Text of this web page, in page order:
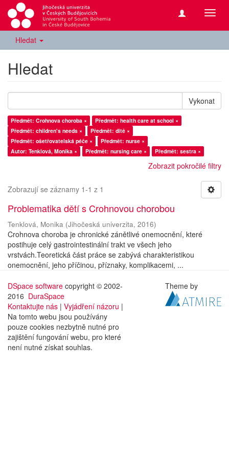
Hledat
Hledat
Vykonat
Předmět: Crohnova choroba ×
Předmět: health care at school ×
Předmět: children's needs ×
Předmět: dítě ×
Předmět: ošetřovatelská péče ×
Předmět: nurse ×
Autor: Tenklová, Monika ×
Předmět: nursing care × Předmět: sestra ×
Zobrazit pokročilé filtry
Zobrazují se záznamy 1-1 z 1
Problematika dětí s Crohnovou chorobou
Tenklová, Monika (Jihočeská univerzita, 2016)
Crohnova choroba je chronické zánětlivé onemocnění, které
postihuje celý gastrointestinální trakt ve všech jeho
vrstvách.Teoretická část práce se zabývá charakteristikou
onemocnění, jeho příčinou, příznaky, komplikacemi, ...
DSpace software copyright © 2002-
2016 DuraSpace
Kontaktujte nás | Vyjádření názoru |
Na tomto webu jsou používány
pouze cookies nezbytně nutné pro
zajištění fungování webu, pro které
není nutné získat souhlas.
Theme by